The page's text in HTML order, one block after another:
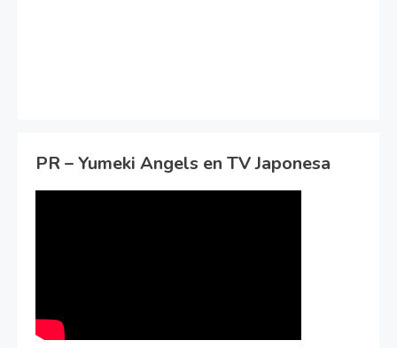
PR – Yumeki Angels en TV Japonesa